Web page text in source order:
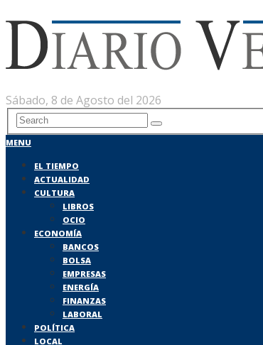
Sábado, 8 de Agosto del 2026
MENU
EL TIEMPO
ACTUALIDAD
CULTURA
LIBROS
OCIO
ECONOMÍA
BANCOS
BOLSA
EMPRESAS
ENERGÍA
FINANZAS
LABORAL
POLÍTICA
LOCAL